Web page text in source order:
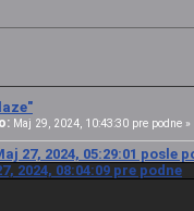
Maj 29, 2024, 10:43:30 pre podne »
27, 2024, 05:29:01 posle
2024, 08:04:09 pre podne